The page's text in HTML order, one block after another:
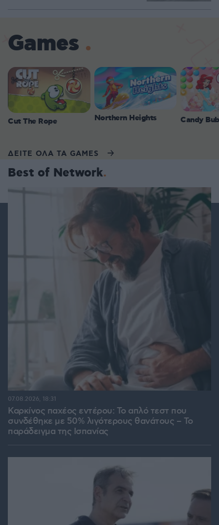
Games
Cut The Rope Northern Heights Candy
ΔΕΙΤΕ ΟΛΑ ΤΑ GAMES
Best of Network
Καρκίνος παχέος εντέρου: Το απλό τεστ που
συνδέθηκε με 50% λιγότερους θανάτους – Το
παράδειγμα της Ισπανίας
07.08.2026, 18:31